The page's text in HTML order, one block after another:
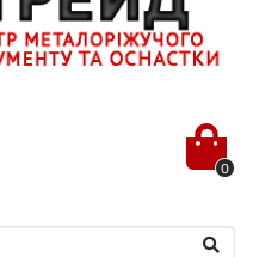
0